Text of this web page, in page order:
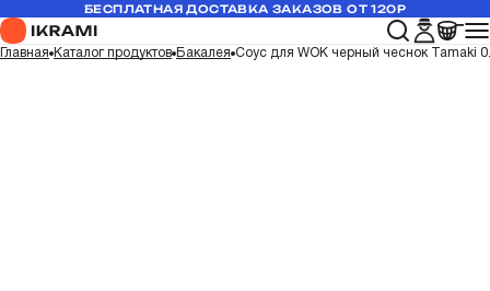
БЕСПЛАТНАЯ ДОСТАВКА ЗАКАЗОВ ОТ 120Р
Главная Каталог продуктов Бакалея Соус для WOK черный чеснок Tamaki